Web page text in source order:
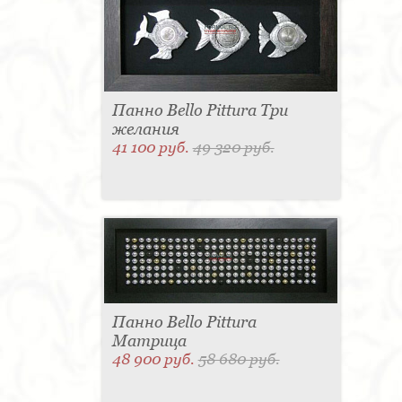
Мыльница - 1Подставка под зонт - 1
Спальня - 1
Панно Bello Pittura Три
желания
41 100 руб.49 320 руб.
Панно Bello Pittura
Матрица
48 900 руб.58 680 руб.